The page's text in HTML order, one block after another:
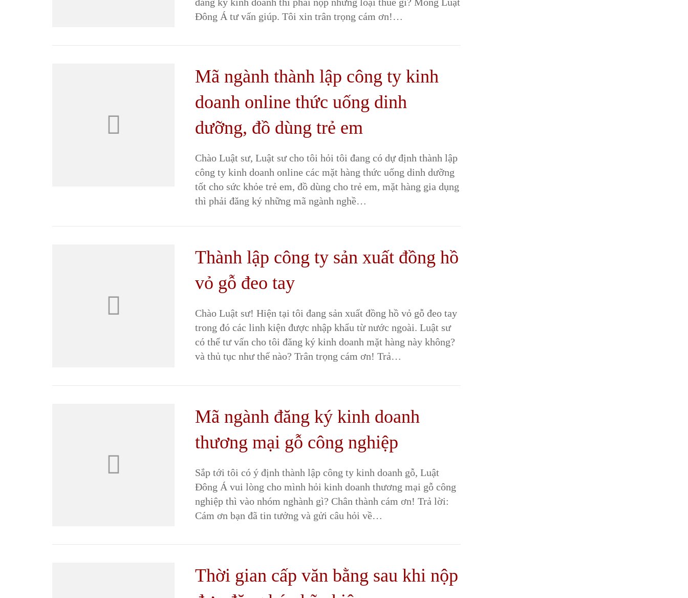
Đông Á tư vấn giúp. Tôi xin trân trọng cám ơn!…
Mã ngành thành lập công ty kinh
doanh online thức uống dinh
dưỡng, đồ dùng trẻ em
Chào Luật sư, Luật sư cho tôi hỏi tôi đang có dự định thành lập
công ty kinh doanh online các mặt hàng thức uống dinh dưỡng
tốt cho sức khỏe trẻ em, đồ dùng cho trẻ em, mặt hàng gia dụng
thì phải đăng ký những mã ngành nghề…
Thành lập công ty sản xuất đồng hồ
vỏ gỗ đeo tay
Chào Luật sư! Hiện tại tôi đang sản xuất đồng hồ vỏ gỗ đeo tay
trong đó các linh kiện được nhập khẩu từ nước ngoài. Luật sư
có thể tư vấn cho tôi đăng ký kinh doanh mặt hàng này không?
và thủ tục như thế nào? Trân trọng cám ơn! Trả…
Mã ngành đăng ký kinh doanh
thương mại gỗ công nghiệp
Sắp tới tôi có ý định thành lập công ty kinh doanh gỗ, Luật
Đông Á vui lòng cho mình hỏi kinh doanh thương mại gỗ công
nghiệp thì vào nhóm nghành gì? Chân thành cám ơn! Trả lời:
Cám ơn bạn đã tin tưởng và gửi câu hỏi về…
Thời gian cấp văn bằng sau khi nộp